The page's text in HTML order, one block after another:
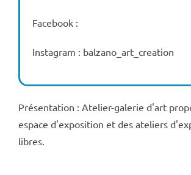
Facebook :
Instagram : balzano_art_creation
Présentation : Atelier-galerie d'art
espace d'exposition et des ateliers
libres.